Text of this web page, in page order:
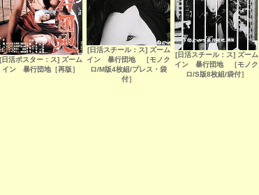
[日活ポスター：ス] ズーム
イン 暴行団地［再版］
[日活スチール：ス] ズーム
イン 暴行団地 ［モノク
ロ/M版4枚組/プレス・袋
付］
[日活スチール：ス] ズーム
イン 暴行団地 ［モノク
ロ/S版8枚組/袋付］